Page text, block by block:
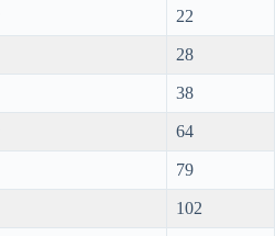
22
28
38
64
79
102